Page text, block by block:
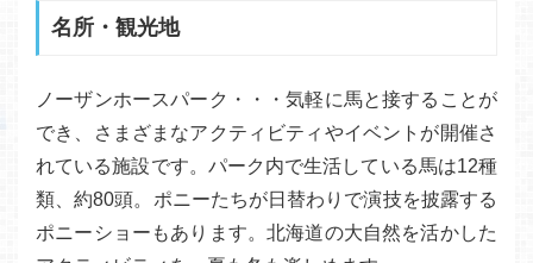
名所・観光地
ノーザンホースパーク・・・気軽に馬と接することが
でき、さまざまなアクティビティやイベントが開催さ
れている施設です。パーク内で生活している馬は12種
類、約80頭。ポニーたちが日替わりで演技を披露する
ポニーショーもあります。北海道の大自然を活かした